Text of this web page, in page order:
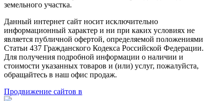
земельного участка.
Данный интернет сайт носит исключительно
информационный характер и ни при каких условиях не
является публичной офертой, определяемой положениями
Статьи 437 Гражданского Кодекса Российской Федерации.
Для получения подробной информации о наличии и
стоимости указанных товаров и (или) услуг, пожалуйста,
обращайтесь в наш офис продаж.
Продвижение сайтов в